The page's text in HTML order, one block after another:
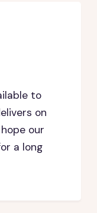
to
on
our
a long